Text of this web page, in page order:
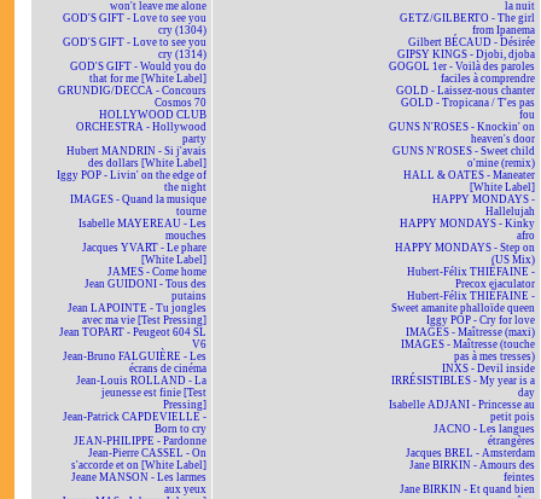
won't leave me alone
GOD'S GIFT - Love to see you
cry (1304)
GOD'S GIFT - Love to see you
cry (1314)
GOD'S GIFT - Would you do
that for me [White Label]
GRUNDIG/DECCA - Concours
Cosmos 70
HOLLYWOOD CLUB
ORCHESTRA - Hollywood
party
Hubert MANDRIN - Si j'avais
des dollars [White Label]
Iggy POP - Livin' on the edge of
the night
IMAGES - Quand la musique
tourne
Isabelle MAYEREAU - Les
mouches
Jacques YVART - Le phare
[White Label]
JAMES - Come home
Jean GUIDONI - Tous des
putains
Jean LAPOINTE - Tu jongles
avec ma vie [Test Pressing]
Jean TOPART - Peugeot 604 SL
V6
Jean-Bruno FALGUIÈRE - Les
écrans de cinéma
Jean-Louis ROLLAND - La
jeunesse est finie [Test
Pressing]
Jean-Patrick CAPDEVIELLE -
Born to cry
JEAN-PHILIPPE - Pardonne
Jean-Pierre CASSEL - On
s'accorde et on [White Label]
Jeane MANSON - Les larmes
aux yeux
la nuit
GETZ/GILBERTO - The girl
from Ipanema
Gilbert BÉCAUD - Désirée
GIPSY KINGS - Djobi, djoba
GOGOL 1er - Voilà des paroles
faciles à comprendre
GOLD - Laissez-nous chanter
GOLD - Tropicana / T'es pas
fou
GUNS N'ROSES - Knockin' on
heaven's door
GUNS N'ROSES - Sweet child
o'mine (remix)
HALL & OATES - Maneater
[White Label]
HAPPY MONDAYS -
Hallelujah
HAPPY MONDAYS - Kinky
afro
HAPPY MONDAYS - Step on
(US Mix)
Hubert-Félix THIÉFAINE -
Precox ejaculator
Hubert-Félix THIÉFAINE -
Sweet amanite phalloïde queen
Iggy POP - Cry for love
IMAGES - Maîtresse (maxi)
IMAGES - Maîtresse (touche
pas à mes tresses)
INXS - Devil inside
IRRÉSISTIBLES - My year is a
day
Isabelle ADJANI - Princesse au
petit pois
JACNO - Les langues
étrangères
Jacques BREL - Amsterdam
Jane BIRKIN - Amours des
feintes
Jane BIRKIN - Et quand bien